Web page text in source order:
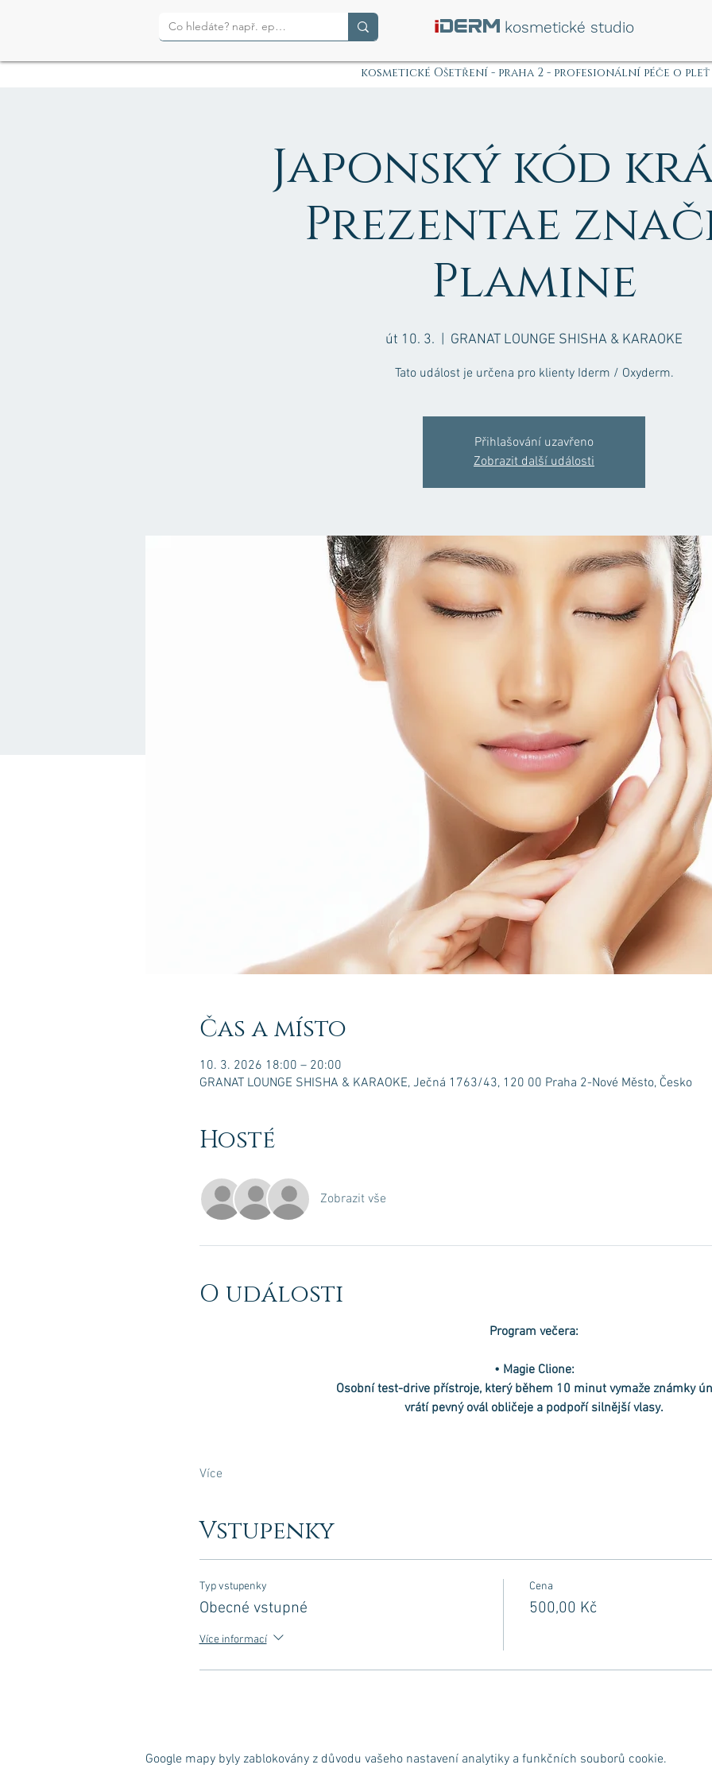
iDERM kosmetické studio
kosmetické Ošetření - praha 2 - profesionální péče o pleť
Japonský kód
Prezentae
Plamine
út 10. 3.
  |
GRANAT LOUNGE SHISHA & KARAOKE
Tato událost je určena pro klienty Iderm / Oxyderm.
Přihlašování uzavřeno
Zobrazit další události
Čas a místo
10. 3. 2026 18:00 – 20:00
GRANAT LOUNGE SHISHA & KARAOKE, Ječná 1763/43, 120 00 Praha 2-Nové Město, Česko
Hosté
Zobrazit vše
O události
Program večera:
• Magie Clione:
Osobní test-drive přístroje, který během 10 minut vymaže známky
vrátí pevný ovál obličeje a podpoří silnější vlasy.
Více
Vstupenky
Typ vstupenky
Obecné vstupné
Více informací
Cena
500,00 Kč
Google mapy byly zablokovány z důvodu vašeho nastavení analytiky a funkčních souborů cookie.